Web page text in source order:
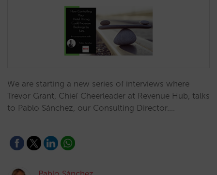
We are starting a new series of interviews where
Trevor Grant, Chief Cheerleader at Revenue Hub, talks
to Pablo Sánchez, our Consulting Director.…